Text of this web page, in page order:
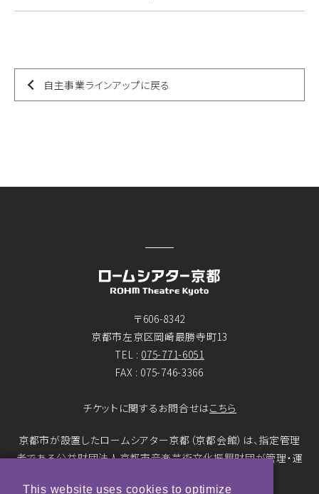
自主事業ラインアップに戻る
〒606-8342
京都市左京区岡崎最勝寺町13
TEL : 075-771-6051
FAX : 075-746-3366
チケットに関するお問合せはこちら
京都市が設置したロームシアター京都（京都会館）は、指定管理
者である公益財団法人京都市音楽芸術文化振興財団が管理・運
This website uses cookies to optimize